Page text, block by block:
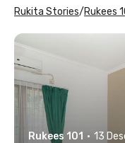
Rukita Stories/Rukees
Rukees 101 · 13